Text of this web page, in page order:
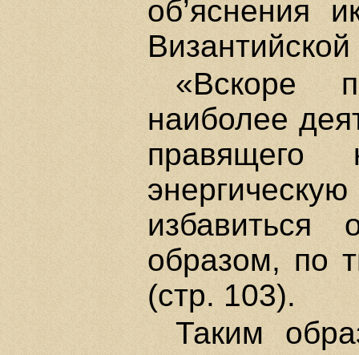
об’яснения
«Вскоре
наиболее
правящего
образом, по
(стр. 103).
Таким